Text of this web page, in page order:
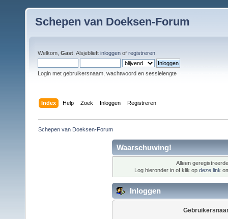
Schepen van Doeksen-Forum
Welkom, Gast . Alsjeblieft inloggen of registreren
Login met gebruikersnaam, wachtwoord en sessielengte
Index Help Zoek Inloggen Registreren
Schepen van Doeksen-Forum
Waarschuwing!
Alleen
Log hieronder in of klik op deze link
Inloggen